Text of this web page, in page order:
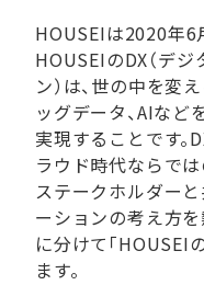
HOUSEIは2020年6
HOUSEIのDX（デ
ン）は、世の中を変
ッグデータ、AIなど
実現することです。
ラウド時代ならで
ステークホルダー
ーションの考え方
に分けて「HOUSEI
ます。